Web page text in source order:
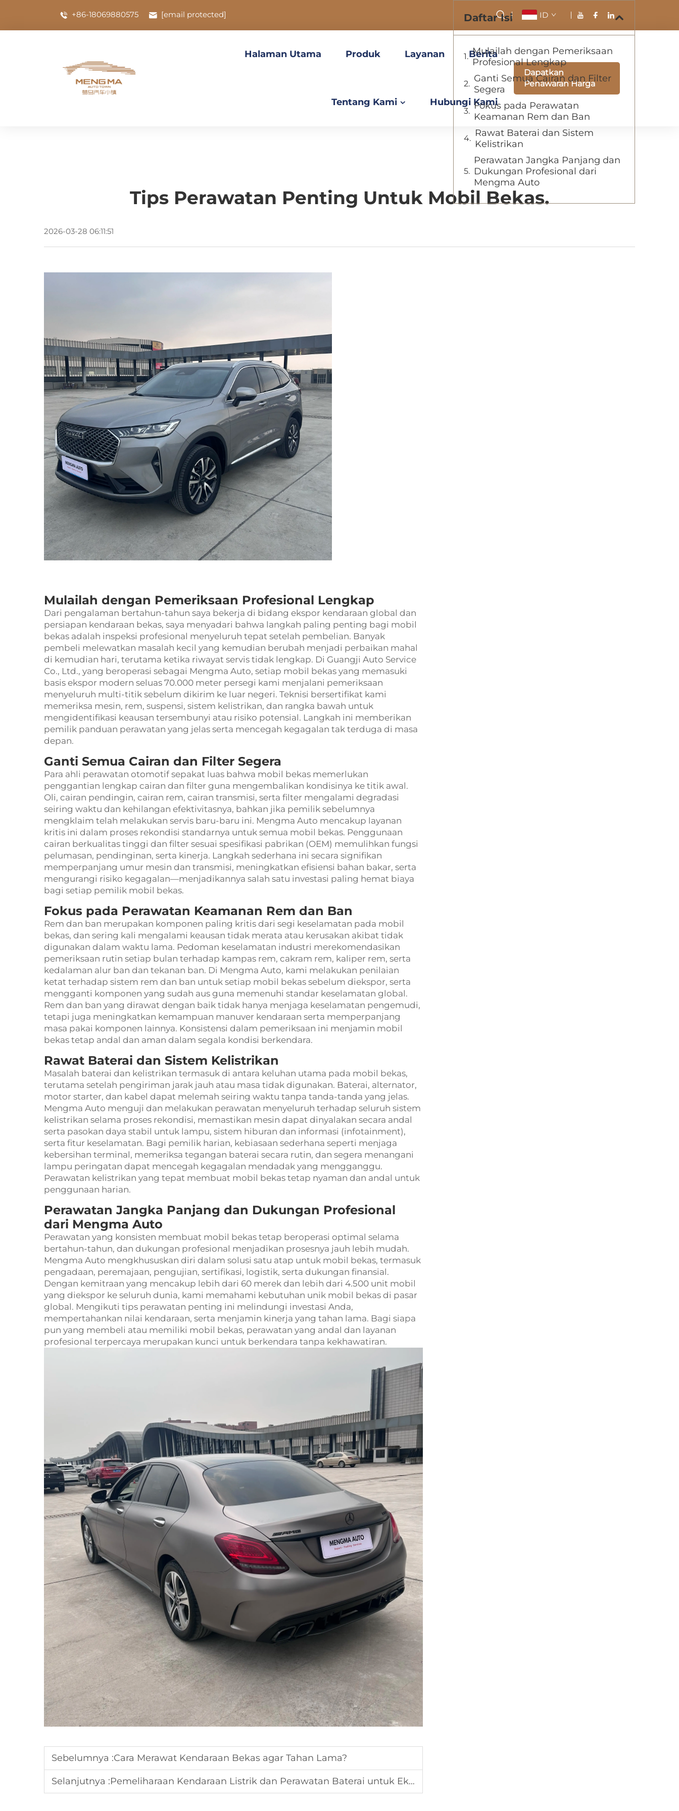
+86-18069880575 [email protected] ID
Halaman Utama Produk Layanan Berita
Tentang Kami Hubungi Kami
Dapatkan
Penawaran Harga
Tips Perawatan Penting Untuk Mobil Bekas.
2026-03-28 06:11:51
Mulailah dengan Pemeriksaan Profesional Lengkap
Dari pengalaman bertahun-tahun saya bekerja di bidang ekspor kendaraan global dan
persiapan kendaraan bekas, saya menyadari bahwa langkah paling penting bagi mobil
bekas adalah inspeksi profesional menyeluruh tepat setelah pembelian. Banyak
pembeli melewatkan masalah kecil yang kemudian berubah menjadi perbaikan mahal
di kemudian hari, terutama ketika riwayat servis tidak lengkap. Di Guangji Auto Service
Co., Ltd., yang beroperasi sebagai Mengma Auto, setiap mobil bekas yang memasuki
basis ekspor modern seluas 70.000 meter persegi kami menjalani pemeriksaan
menyeluruh multi-titik sebelum dikirim ke luar negeri. Teknisi bersertifikat kami
memeriksa mesin, rem, suspensi, sistem kelistrikan, dan rangka bawah untuk
mengidentifikasi keausan tersembunyi atau risiko potensial. Langkah ini memberikan
pemilik panduan perawatan yang jelas serta mencegah kegagalan tak terduga di masa
depan.
Ganti Semua Cairan dan Filter Segera
Para ahli perawatan otomotif sepakat luas bahwa mobil bekas memerlukan
penggantian lengkap cairan dan filter guna mengembalikan kondisinya ke titik awal.
Oli, cairan pendingin, cairan rem, cairan transmisi, serta filter mengalami degradasi
seiring waktu dan kehilangan efektivitasnya, bahkan jika pemilik sebelumnya
mengklaim telah melakukan servis baru-baru ini. Mengma Auto mencakup layanan
kritis ini dalam proses rekondisi standarnya untuk semua mobil bekas. Penggunaan
cairan berkualitas tinggi dan filter sesuai spesifikasi pabrikan (OEM) memulihkan fungsi
pelumasan, pendinginan, serta kinerja. Langkah sederhana ini secara signifikan
memperpanjang umur mesin dan transmisi, meningkatkan efisiensi bahan bakar, serta
mengurangi risiko kegagalan—menjadikannya salah satu investasi paling hemat biaya
bagi setiap pemilik mobil bekas.
Fokus pada Perawatan Keamanan Rem dan Ban
Rem dan ban merupakan komponen paling kritis dari segi keselamatan pada mobil
bekas, dan sering kali mengalami keausan tidak merata atau kerusakan akibat tidak
digunakan dalam waktu lama. Pedoman keselamatan industri merekomendasikan
pemeriksaan rutin setiap bulan terhadap kampas rem, cakram rem, kaliper rem, serta
kedalaman alur ban dan tekanan ban. Di Mengma Auto, kami melakukan penilaian
ketat terhadap sistem rem dan ban untuk setiap mobil bekas sebelum diekspor, serta
mengganti komponen yang sudah aus guna memenuhi standar keselamatan global.
Rem dan ban yang dirawat dengan baik tidak hanya menjaga keselamatan pengemudi,
tetapi juga meningkatkan kemampuan manuver kendaraan serta memperpanjang
masa pakai komponen lainnya. Konsistensi dalam pemeriksaan ini menjamin mobil
bekas tetap andal dan aman dalam segala kondisi berkendara.
Rawat Baterai dan Sistem Kelistrikan
Masalah baterai dan kelistrikan termasuk di antara keluhan utama pada mobil bekas,
terutama setelah pengiriman jarak jauh atau masa tidak digunakan. Baterai, alternator,
motor starter, dan kabel dapat melemah seiring waktu tanpa tanda-tanda yang jelas.
Mengma Auto menguji dan melakukan perawatan menyeluruh terhadap seluruh sistem
kelistrikan selama proses rekondisi, memastikan mesin dapat dinyalakan secara andal
serta pasokan daya stabil untuk lampu, sistem hiburan dan informasi (infotainment),
serta fitur keselamatan. Bagi pemilik harian, kebiasaan sederhana seperti menjaga
kebersihan terminal, memeriksa tegangan baterai secara rutin, dan segera menangani
lampu peringatan dapat mencegah kegagalan mendadak yang mengganggu.
Perawatan kelistrikan yang tepat membuat mobil bekas tetap nyaman dan andal untuk
penggunaan harian.
Perawatan Jangka Panjang dan Dukungan Profesional
dari Mengma Auto
Perawatan yang konsisten membuat mobil bekas tetap beroperasi optimal selama
bertahun-tahun, dan dukungan profesional menjadikan prosesnya jauh lebih mudah.
Mengma Auto mengkhususkan diri dalam solusi satu atap untuk mobil bekas, termasuk
pengadaan, peremajaan, pengujian, sertifikasi, logistik, serta dukungan finansial.
Dengan kemitraan yang mencakup lebih dari 60 merek dan lebih dari 4.500 unit mobil
yang diekspor ke seluruh dunia, kami memahami kebutuhan unik mobil bekas di pasar
global. Mengikuti tips perawatan penting ini melindungi investasi Anda,
mempertahankan nilai kendaraan, serta menjamin kinerja yang tahan lama. Bagi siapa
pun yang membeli atau memiliki mobil bekas, perawatan yang andal dan layanan
profesional terpercaya merupakan kunci untuk berkendara tanpa kekhawatiran.
Sebelumnya :Cara Merawat Kendaraan Bekas agar Tahan Lama?
Selanjutnya :Pemeliharaan Kendaraan Listrik dan Perawatan Baterai untuk Ekspor
Daftar Isi
Mulailah dengan Pemeriksaan
Profesional Lengkap
Ganti Semua Cairan dan Filter
Segera
Fokus pada Perawatan
Keamanan Rem dan Ban
Rawat Baterai dan Sistem
Kelistrikan
Perawatan Jangka Panjang dan
Dukungan Profesional dari
Mengma Auto